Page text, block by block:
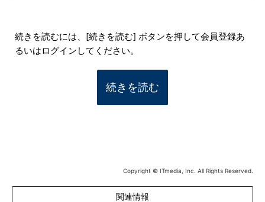
続きを読むには、[続きを読む] ボタンを押して会員登録あ
るいはログインしてください。
続きを読む
Copyright © ITmedia, Inc. All Rights Reserved.
関連情報